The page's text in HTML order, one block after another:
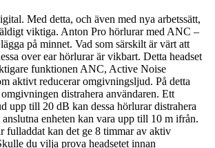
Med detta, och även med nya arbetssätt,
viktiga. Anton Pro hörlurar med ANC –
på minnet. Vad som särskilt är värt att
over ear hörlurar är vikbart. Detta headset
funktionen ANC, Active Noise
aktivt reducerar omgivningsljud. På detta
distrahera användaren. Ett
upp till 20 dB kan dessa hörlurar distrahera
enheten kan vara upp till 10 m ifrån.
fulladdat kan det ge 8 timmar av aktiv
du vilja prova headsetet innan